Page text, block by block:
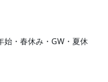
始・春休み・GW・夏休